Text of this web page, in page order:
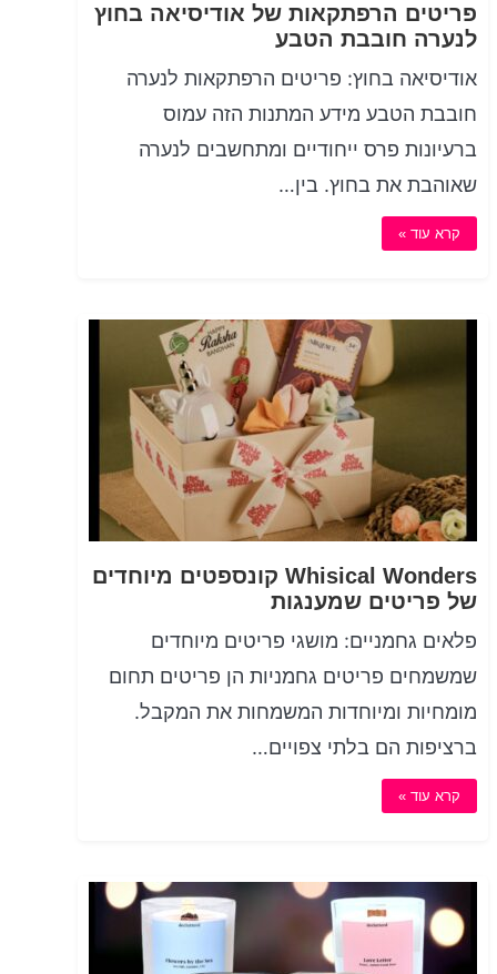
פריטים הרפתקאות של אודיסיאה בחוץ
לנערה חובבת הטבע
אודיסיאה בחוץ: פריטים הרפתקאות לנערה
חובבת הטבע מידע המתנות הזה עמוס
ברעיונות פרס ייחודיים ומתחשבים לנערה
שאוהבת את בחוץ. בין…
קרא עוד »
Whisical Wonders קונספטים מיוחדים
של פריטים שמענגות
פלאים גחמניים: מושגי פריטים מיוחדים
שמשמחים פריטים גחמניות הן פריטים תחום
מומחיות ומיוחדות המשמחות את המקבל.
ברציפות הם בלתי צפויים…
קרא עוד »